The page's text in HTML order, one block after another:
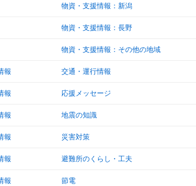
物資・支援情報：新潟
物資・支援情報：長野
物資・支援情報：その他の地域
報 交通・運行情報
報 応援メッセージ
報 地震の知識
報 災害対策
報 避難所のくらし・工夫
報 節電